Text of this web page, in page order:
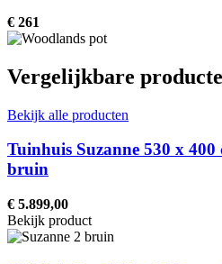
€ 261
Vergelijkbare
Bekijk alle producten
Tuinhuis Suzanne 530 x 400
bruin
€ 5.899,00
Bekijk product